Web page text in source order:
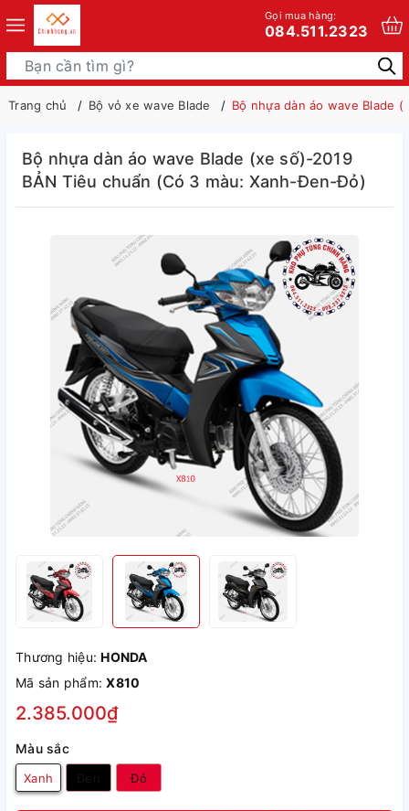
Gọi mua hàng:
084.511.2323
Trang chủ Bộ vỏ xe wave Blade Bộ nhựa dàn áo wave Blade
Bộ nhựa dàn áo wave Blade (xe số)-2019
BẢN Tiêu chuẩn (Có 3 màu: Xanh-Đen-Đỏ)
Thương hiệu:HONDA
Mã sản phẩm:X810
2.385.000₫
Màu sắc
Xanh Đỏ